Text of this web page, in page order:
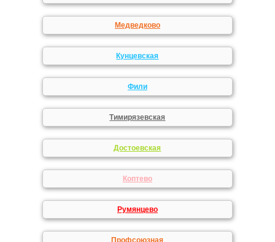
Медведково
Кунцевская
Фили
Тимирязевская
Достоевская
Коптево
Румянцево
Профсоюзная